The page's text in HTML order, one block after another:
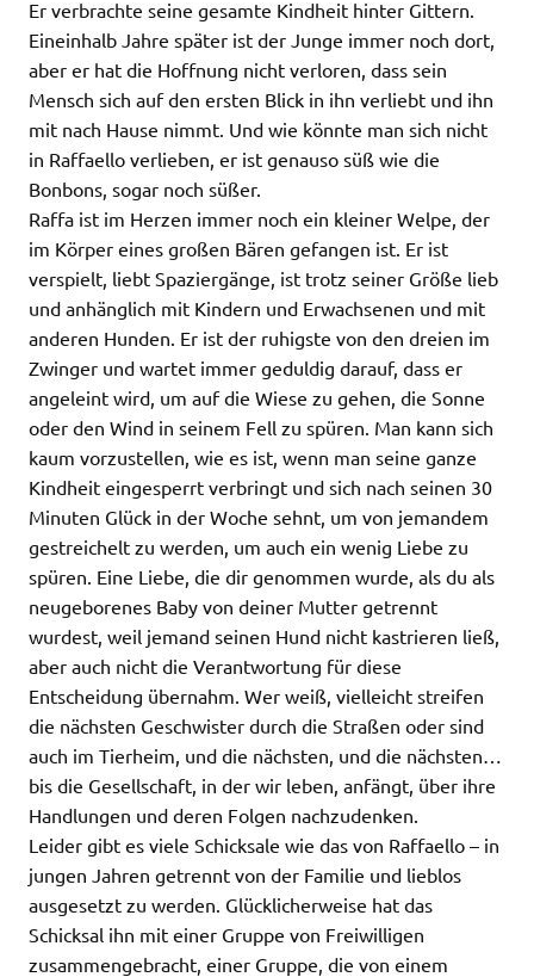
Er verbrachte seine gesamte Kindheit hinter Gittern.
Eineinhalb Jahre später ist der Junge immer noch dort,
aber er hat die Hoffnung nicht verloren, dass sein
Mensch sich auf den ersten Blick in ihn verliebt und ihn
mit nach Hause nimmt. Und wie könnte man sich nicht
in Raffaello verlieben, er ist genauso süß wie die
Bonbons, sogar noch süßer.
Raffa ist im Herzen immer noch ein kleiner Welpe, der
im Körper eines großen Bären gefangen ist. Er ist
verspielt, liebt Spaziergänge, ist trotz seiner Größe lieb
und anhänglich mit Kindern und Erwachsenen und mit
anderen Hunden. Er ist der ruhigste von den dreien im
Zwinger und wartet immer geduldig darauf, dass er
angeleint wird, um auf die Wiese zu gehen, die Sonne
oder den Wind in seinem Fell zu spüren. Man kann sich
kaum vorzustellen, wie es ist, wenn man seine ganze
Kindheit eingesperrt verbringt und sich nach seinen 30
Minuten Glück in der Woche sehnt, um von jemandem
gestreichelt zu werden, um auch ein wenig Liebe zu
spüren. Eine Liebe, die dir genommen wurde, als du als
neugeborenes Baby von deiner Mutter getrennt
wurdest, weil jemand seinen Hund nicht kastrieren ließ,
aber auch nicht die Verantwortung für diese
Entscheidung übernahm. Wer weiß, vielleicht streifen
die nächsten Geschwister durch die Straßen oder sind
auch im Tierheim, und die nächsten, und die nächsten…
bis die Gesellschaft, in der wir leben, anfängt, über ihre
Handlungen und deren Folgen nachzudenken.
Leider gibt es viele Schicksale wie das von Raffaello – in
jungen Jahren getrennt von der Familie und lieblos
ausgesetzt zu werden. Glücklicherweise hat das
Schicksal ihn mit einer Gruppe von Freiwilligen
zusammengebracht, einer Gruppe, die von einem